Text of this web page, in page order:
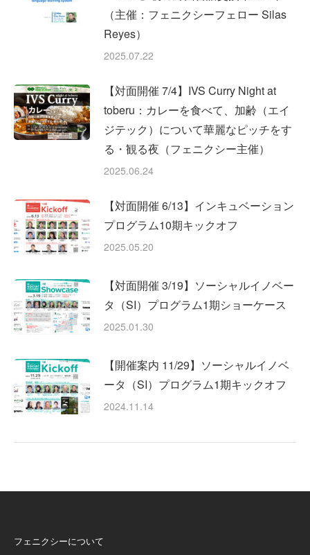
（主催：フェニクシーフェロー Silas
Reyes）
2025.07.22
【対面開催 7/4】IVS Curry Night at
toberu：カレーを食べて、加齢（エイ
ジテック）について華麗なピッチをす
る・観る夜（フェニクシー主催）
2025.06.24
【対面開催 6/13】インキュベーション
プログラム10期キックオフ
2025.05.20
【対面開催 3/19】ソーシャルイノベー
タ（SI）プログラム1期ショーケース
2025.01.30
【開催案内 11/29】ソーシャルイノベ
ータ（SI）プログラム1期キックオフ
2024.11.14
フェニクシーについて